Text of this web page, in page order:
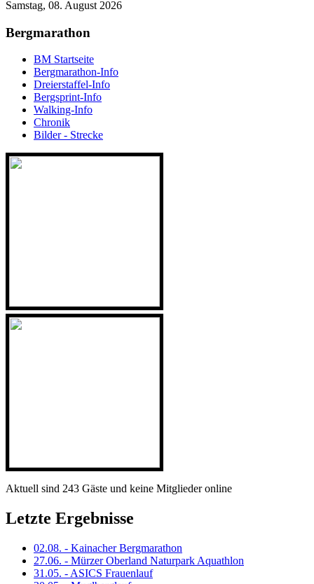
Samstag, 08. August 2026
Bergmarathon
BM Startseite
Bergmarathon-Info
Dreierstaffel-Info
Bergsprint-Info
Walking-Info
Chronik
Bilder - Strecke
Aktuell sind 243 Gäste und keine Mitglieder online
Letzte Ergebnisse
02.08. - Kainacher Bergmarathon
27.06. - Mürzer Oberland Naturpark Aquathlon
31.05. - ASICS Frauenlauf